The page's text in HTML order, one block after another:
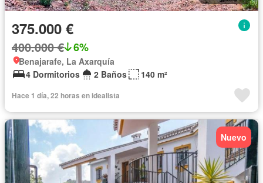
375.000 €
400.000 € 6%
Benajarafe, La Axarquía
4 Dormitorios
2 Baños 140 m²
Hace 1 día, 22 horas en idealista
Nuevo